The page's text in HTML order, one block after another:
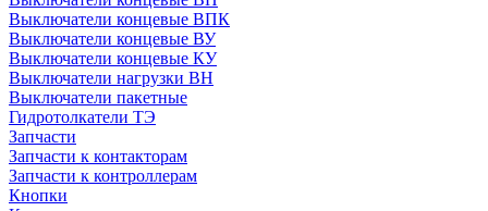
Выключатели концевые ВПК
Выключатели концевые ВУ
Выключатели концевые КУ
Выключатели нагрузки ВН
Выключатели пакетные
Гидротолкатели ТЭ
Запчасти
Запчасти к контакторам
Запчасти к контроллерам
Кнопки